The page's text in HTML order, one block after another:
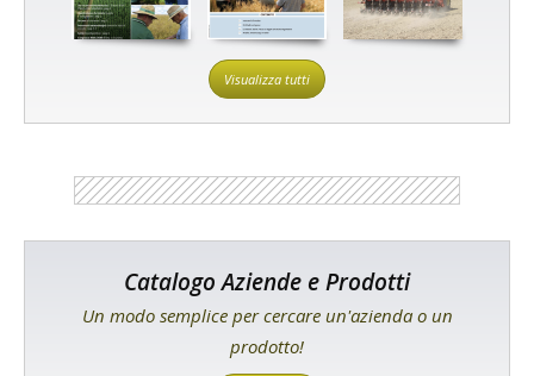
Visualizza tutti
Catalogo Aziende e Prodotti
Un modo semplice per cercare un'azienda o un
prodotto!